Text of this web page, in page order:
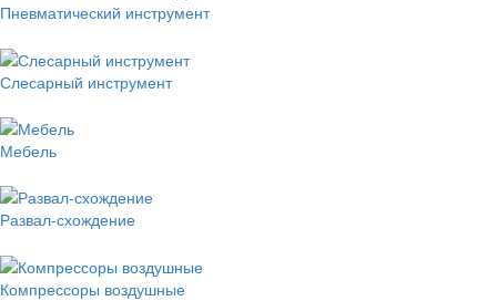
Пневматический инструмент
Слесарный инструмент
Мебель
Развал-схождение
Компрессоры воздушные